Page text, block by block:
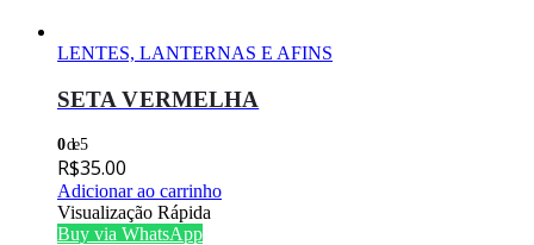
LENTES, LANTERNAS E AFINS
SETA VERMELHA
0de 5
R$35.00
Adicionar ao carrinho
Visualização Rápida
Buy via WhatsApp